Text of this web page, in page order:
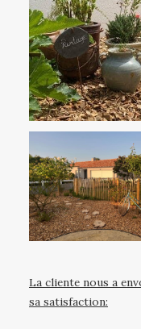
La cliente nous a
sa satisfaction: